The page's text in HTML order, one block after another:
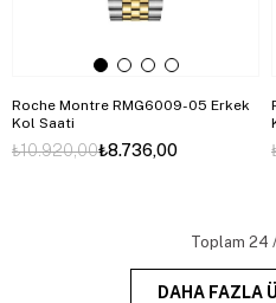
Roche Montre RMG6009-05 Erkek
Kol Saati
₺8.736,00
₺10.920,00
Toplam 24
DAHA FAZLA